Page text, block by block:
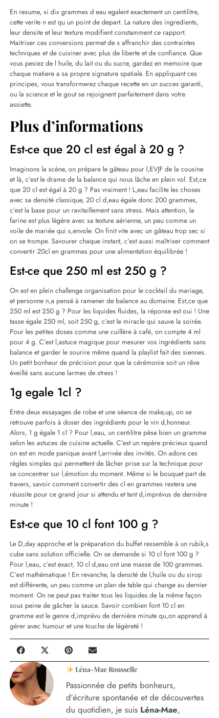
En resume, si dix grammes d eau egalent exactement un centilitre,
cette verite n est qu un point de depart. La nature des ingredients,
leur densite et leur texture modifient constamment ce rapport.
Maitriser ces conversions permet de s affranchir des contraintes
techniques et de cuisiner avec plus de liberte et de confiance. Que
vous pesiez de l huile, du lait ou du sucre, gardez en memoire que
chaque matiere a sa propre signature spatiale. En appliquant ces
principes, vous transformerez chaque recette en un succes garanti,
ou la science et le gout se rejoignent parfaitement dans votre
assiette.
Plus d’informations
Est-ce que 20 cl est égal à 20 g ?
Imaginons la scène, on prépare le gâteau pour l,EVJF de la cousine
et là, c’est le drame de la balance qui nous lâche en plein vol. Est,ce
que 20 cl est égal à 20 g ? Pas vraiment ! L,eau facilite les choses
avec sa densité classique, 20 cl d,eau égale donc 200 grammes,
c’est la base pour un ravitaillement sans stress. Mais attention, la
farine est plus légère avec sa texture aérienne, un peu comme un
voile de mariée qui s,envole. On finit vite avec un gâteau trop sec si
on se trompe. Savourer chaque instant, c’est aussi maîtriser comment
convertir 20cl en grammes pour une alimentation équilibrée !
Est-ce que 250 ml est 250 g ?
On est en plein challenge organisation pour le cocktail du mariage,
et personne n,a pensé à ramener de balance au domaine. Est,ce que
250 ml est 250 g ? Pour les liquides fluides, la réponse est oui ! Une
tasse égale 250 ml, soit 250 g, c’est le miracle qui sauve la soirée.
Pour les petites doses comme une cuillère à café, on compte 4 ml
pour 4 g. C’est l,astuce magique pour mesurer vos ingrédients sans
balance et garder le sourire même quand la playlist fait des siennes.
Un petit bonheur de précision pour que la cérémonie soit un rêve
éveillé sans aucune larmes de stress !
1g egale 1cl ?
Entre deux essayages de robe et une séance de make,up, on se
retrouve parfois à doser des ingrédients pour le vin d,honneur.
Alors, 1 g égale 1 cl ? Pour l,eau, un centilitre pèse bien un gramme
selon les astuces de cuisine actuelle. C’est un repère précieux quand
on est en mode panique avant l,arrivée des invités. On adore ces
règles simples qui permettent de lâcher prise sur la technique pour
se concentrer sur l,émotion du moment. Même si le bouquet part de
travers, savoir comment convertir des cl en grammes restera une
réussite pour ce grand jour si attendu et tant d,imprévus de dernière
minute !
Est-ce que 10 cl font 100 g ?
Le D,day approche et la préparation du buffet ressemble à un rubik,s
cube sans solution officielle. On se demande si 10 cl font 100 g ?
Pour l,eau, c’est exact, 10 cl d,eau ont une masse de 100 grammes.
C’est mathématique ! En revanche, la densité de l,huile ou du sirop
est différente, un peu comme un plan de table qui change au dernier
moment. On ne peut pas traiter tous les liquides de la même façon
sous peine de gâcher la sauce. Savoir combien font 10 cl en
gramme est le genre d,imprévu de dernière minute qu,on apprend à
gérer avec humour et une touche de légèreté !
Léna-Mae Rousselle
Passionnée de petits bonheurs,
d’écriture spontanée et de découvertes
du quotidien, je suis Léna-Mae,